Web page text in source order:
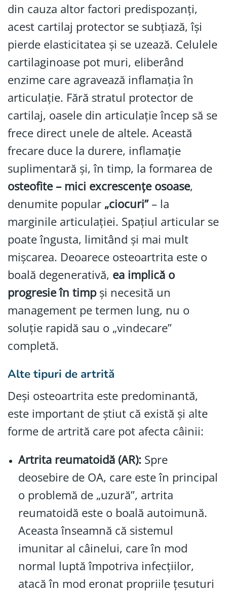
din cauza altor factori predispozanți,
acest cartilaj protector se subțiază, își
pierde elasticitatea și se uzează. Celulele
cartilaginoase pot muri, eliberând
enzime care agravează inflamația în
articulație. Fără stratul protector de
cartilaj, oasele din articulație încep să se
frece direct unele de altele. Această
frecare duce la durere, inflamație
suplimentară și, în timp, la formarea de
osteofite – mici excrescențe osoase,
denumite popular „ciocuri”– la
marginile articulației. Spațiul articular se
poate îngusta, limitând și mai mult
mișcarea. Deoarece osteoartrita este o
boală degenerativă, ea implică o
progresie în timpși necesită un
management pe termen lung, nu o
soluție rapidă sau o „vindecare”
completă.
Alte tipuri de artrită
Deși osteoartrita este predominantă,
este important de știut că există și alte
forme de artrită care pot afecta câinii:
Artrita reumatoidă (AR): Spre
deosebire de OA, care este în principal
o problemă de „uzură”, artrita
reumatoidă este o boală autoimună.
Aceasta înseamnă că sistemul
imunitar al câinelui, care în mod
normal luptă împotriva infecțiilor,
atacă în mod eronat propriile țesuturi